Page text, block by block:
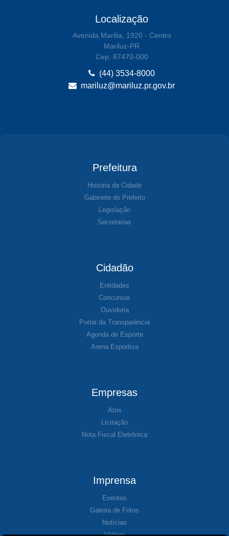
Localização
Avenida Marilia, 1920 - Centro
Mariluz-PR
Cep: 87470-000
(44) 3534-8000
mariluz@mariluz.pr.gov.br
Prefeitura
História da Cidade
Gabinete do Prefeito
Legislação
Secretarias
Cidadão
Entidades
Concursos
Ouvidoria
Portal da Transparência
Agenda de Esporte
Arena Esportiva
Empresas
Atos
Licitação
Nota Fiscal Eletrônica
Imprensa
Eventos
Galeria de Fotos
Notícias